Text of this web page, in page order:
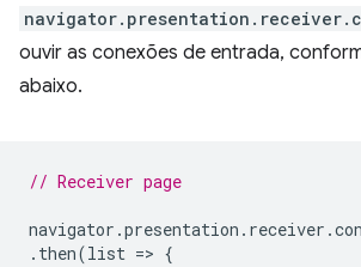
ouvir as conexões de entrada,
abaixo.
// Receiver page
navigator .presentation . receiver .
. then(list => {